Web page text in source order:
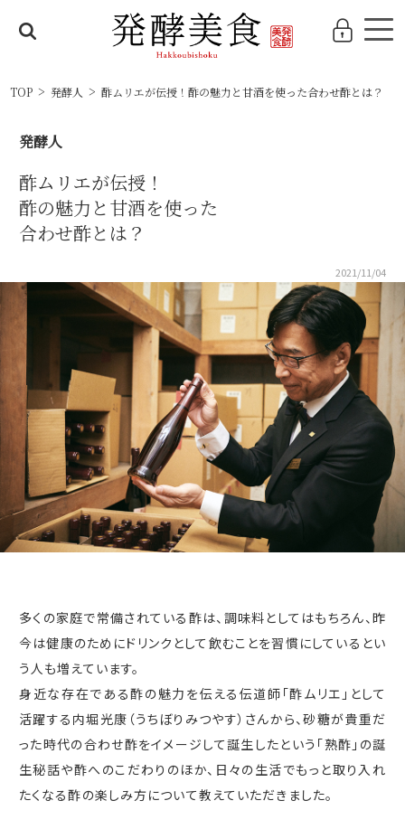
TOP 発酵人 酢ムリエが伝授！酢の魅力と甘酒を使った合わせ酢とは？
発酵人
酢ムリエが伝授！
酢の魅力と甘酒を使った
合わせ酢とは？
2021/11/04
多くの家庭で常備されている酢は、調味料としてはもちろん、昨
今は健康のためにドリンクとして飲むことを習慣にしているとい
う人も増えています。
身近な存在である酢の魅力を伝える伝道師「酢ムリエ」として
活躍する内堀光康（うちぼりみつやす）さんから、砂糖が貴重だ
った時代の合わせ酢をイメージして誕生したという「熟酢」の誕
生秘話や酢へのこだわりのほか、日々の生活でもっと取り入れ
たくなる酢の楽しみ方について教えていただきました。